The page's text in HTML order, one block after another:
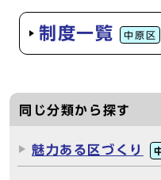
制度一覧 中原区
同じ分類から探す
魅力ある区づくり